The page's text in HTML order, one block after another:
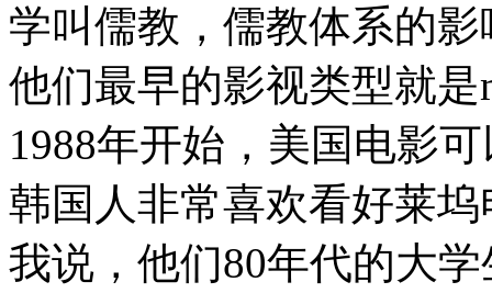
学叫儒教，儒教体系的
他们最早的影视类型就是
1988年开始，美国电影
韩国人非常喜欢看好莱
我说，他们80年代的大